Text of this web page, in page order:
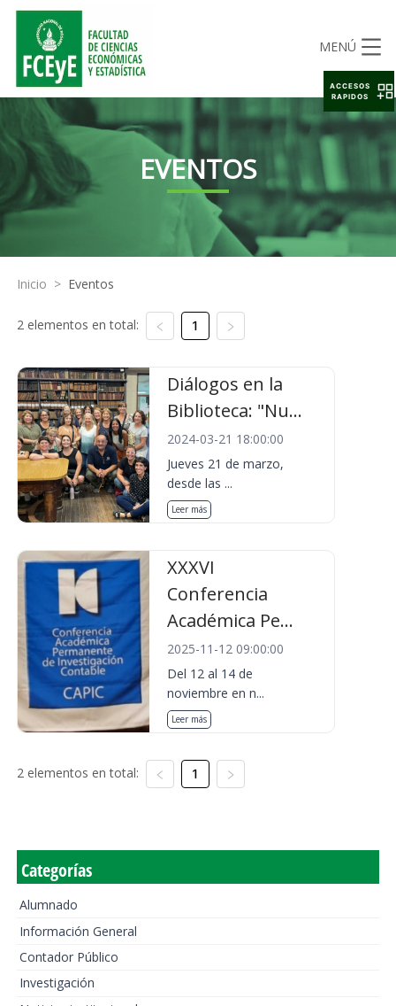
MENÚ
EVENTOS
Inicio > Eventos
2 elementos en total: 1
Diálogos en la
Biblioteca: "Nu...
2024-03-21 18:00:00
Jueves 21 de marzo,
desde las ...
Leer más
XXXVI
Conferencia
Académica Pe...
2025-11-12 09:00:00
Del 12 al 14 de
noviembre en n...
Leer más
2 elementos en total: 1
Categorías
Alumnado
Información General
Contador Público
Investigación
ACCESOS
RAPIDOS